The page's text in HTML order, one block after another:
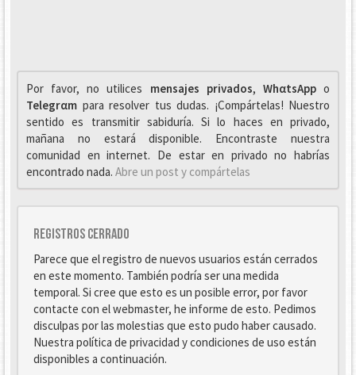
Por favor, no utilices mensajes privados, WhαtsAppo
Telegrαm para resolver tus dudas. ¡Compártelas! Nuestro
sentido es transmitir sabiduría. Si lo haces en privado,
mañana no estará disponible. Encontraste nuestra
comunidad en internet. De estar en privado no habrías
encontrado nada. Abre un post y compártelas
Registros cerrado
Parece que el registro de nuevos usuarios están cerrados
en este momento. También podría ser una medida
temporal. Si cree que esto es un posible error, por favor
contacte con el webmaster, he informe de esto. Pedimos
disculpas por las molestias que esto pudo haber causado.
Nuestra política de privacidad y condiciones de uso están
disponibles a continuación.